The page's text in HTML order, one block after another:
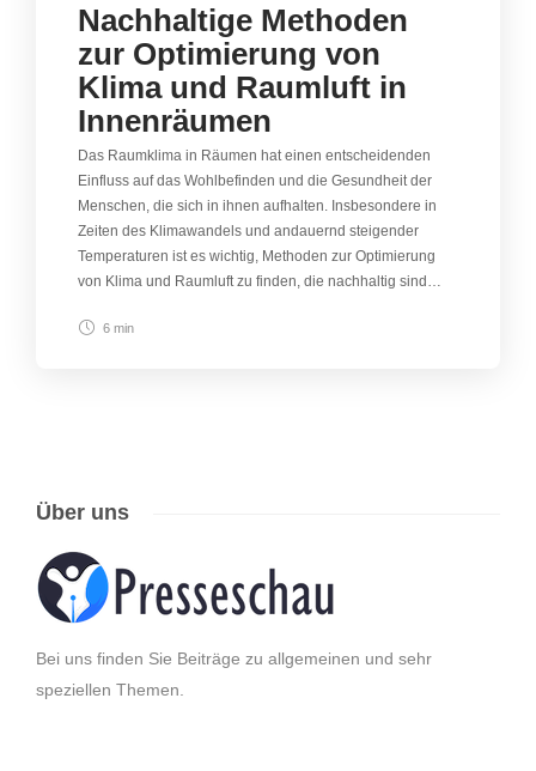
Nachhaltige Methoden
zur Optimierung von
Klima und Raumluft in
Innenräumen
Das Raumklima in Räumen hat einen entscheidenden
Einfluss auf das Wohlbefinden und die Gesundheit der
Menschen, die sich in ihnen aufhalten. Insbesondere in
Zeiten des Klimawandels und andauernd steigender
Temperaturen ist es wichtig, Methoden zur Optimierung
von Klima und Raumluft zu finden, die nachhaltig sind…
6 min
Über uns
Bei uns finden Sie Beiträge zu allgemeinen und sehr
speziellen Themen.